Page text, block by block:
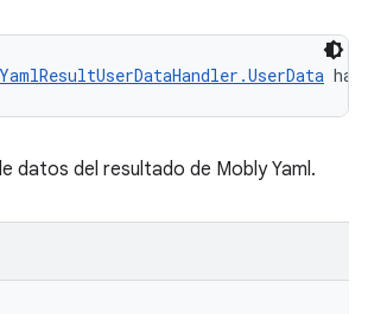
datos del resultado de Mobly Yaml.